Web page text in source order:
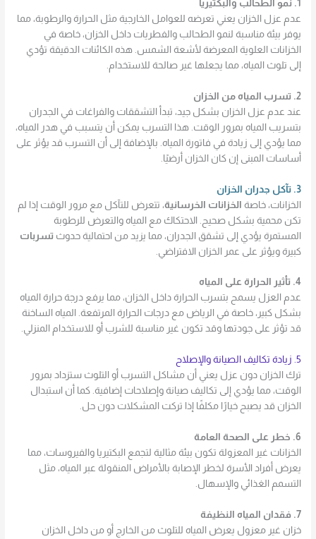
1. نمو الطحالب والبكتيريا
عدم عزل الخزان يعني تعرضه للعوامل الخارجية مثل الحرارة والرطوبة، مما
يوفر بيئة مناسبة لنمو الطحالب والفطريات داخل الخزان، خاصة في
الخزانات العلوية المعرضة لأشعة الشمس. هذه الكائنات الدقيقة تؤدي
إلى تلوث المياه، مما يجعلها غير صالحة للاستخدام.
2. تسرب المياه من الخزان
عند عدم عزل الخزان بشكل جيد، تبدأ التشققات والفراغات في الجدران
بتسريب المياه بمرور الوقت. هذا التسرب يمكن أن يتسبب في هدر المياه،
مما يؤدي إلى زيادة في فاتورة المياه. بالإضافة إلى أن التسرب قد يؤثر على
أساسات المبنى إن كان الخزان أرضيًا.
3. تآكل جدران الخزان
الخزانات، خاصة الخزانات الخرسانية، تتعرض للتآكل مع مرور الوقت إذا لم
تكن محمية بشكل صحيح. الاحتكاك مع المياه والتعرض للرطوبة
المستمرة يؤدي إلى تشقق الجدران، مما يزيد من احتمالية حدوثتسربات
كبيرة ويؤثر على عمر الخزان الافتراضي.
4. تأثير الحرارة على المياه
عدم العزل يسمح بتسرب الحرارة داخل الخزان، مما يرفع درجة حرارة المياه
بشكل كبير، خاصة في الرياض مع درجات الحرارة المرتفعة. المياه الساخنة
قد تؤثر على جودتها وقد تكون غير مناسبة للشرب أو للاستخدام المنزلي.
5. زيادة تكاليف الصيانة والإصلاح
ترك الخزان دون عزل يعني أن مشاكل التسرب أو التلوث ستزداد بمرور
الوقت، مما يؤدي إلى تكاليف صيانة وإصلاحات إضافية. كما أن استبدال
الخزان قد يصبح خيارًا مكلفًا إذا تركت المشكلات دون حل.
6. خطر على الصحة العامة
الخزانات غير المعزولة تكون بيئة مثالية لتجمع البكتيريا والفيروسات، مما
يعرض أفراد الأسرة لخطر الإصابة بالأمراض المنقولة عبر المياه، مثل
التسمم الغذائي والإسهال.
7. فقدان المياه النظيفة
خزان غير معزول يعرض المياه للتلوث من الخارج أو من داخل الخزان